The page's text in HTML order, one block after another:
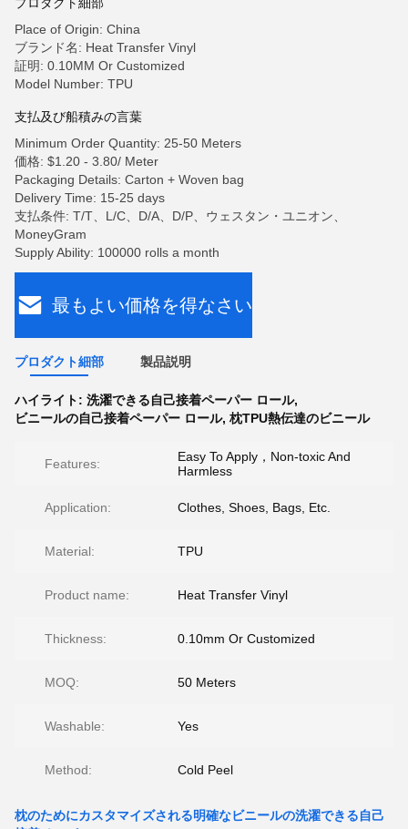
Place of Origin: China
ブランド名: Heat Transfer Vinyl
証明: 0.10MM Or Customized
Model Number: TPU
支払及び船積みの言葉
Minimum Order Quantity: 25-50 Meters
価格: $1.20 - 3.80/ Meter
Packaging Details: Carton + Woven bag
Delivery Time: 15-25 days
支払条件: T/T、L/C、D/A、D/P、ウェスタン・ユニオン、
MoneyGram
Supply Ability: 100000 rolls a month
最もよい価格を得なさい
プロダクト細部 製品説明
ハイライト: 洗濯できる自己接着ペーパー ロール,
ビニールの自己接着ペーパー ロール, 枕TPU熱伝達のビニール
Features:
Easy To Apply，Non-toxic And
Harmless
Application: Clothes, Shoes, Bags, Etc.
Material: TPU
Product name: Heat Transfer Vinyl
Thickness: 0.10mm Or Customized
MOQ: 50 Meters
Washable: Yes
Method: Cold Peel
枕のためにカスタマイズされる明確なビニールの洗濯できる自己